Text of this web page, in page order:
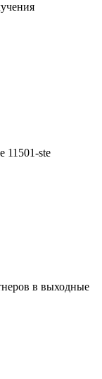
11501-ste
в выходные